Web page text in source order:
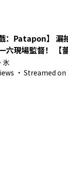
戲：Patapon】 漏
六現場監督！ 【
】
氷
· Streamed on